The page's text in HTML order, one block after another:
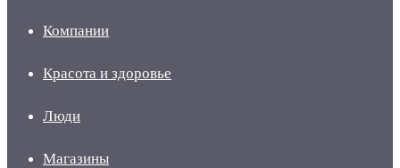
Компании
Красота и здоровье
Люди
Магазины